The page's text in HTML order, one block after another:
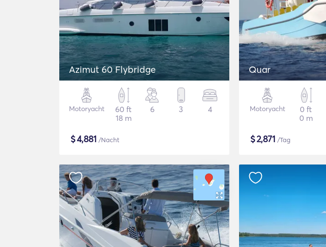
Azimut 60 Flybridge
Motoryacht
60 ft
18 m
6 3 4
$4,881 /Nacht
Quar
Motoryacht
0 ft
0 m
$2,871 /Tag